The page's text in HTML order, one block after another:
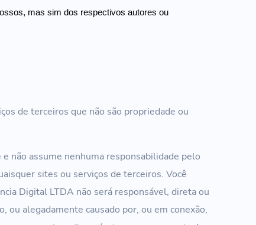
mas sim dos respectivos autores ou
de terceiros que não são propriedade ou
não assume nenhuma responsabilidade pelo
sites ou serviços de terceiros. Você
Digital LTDA não será responsável, direta ou
ou alegadamente causado por, ou em conexão,